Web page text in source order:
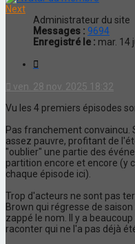
Next
Administrateur du site
Messages : 9694
Enregistré le : mar. 14
ven. 28 nov. 2025 18:32
Vu les 4 premiers épisodes
Pas franchement
assez pauvre, profitant de
"oublier" une partie des
partition encore et encore (y
chaque épisode ici).
Trop d'acteurs ne sont pas
Brown qui régresse de
zappé le nom. Il y a
raconter qui ne l'a pas déjà